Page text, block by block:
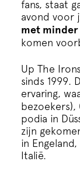
ECI
Contact
Steun ons
fans, staat
avond voor
met
komen
Up The
sinds 1999.
ervaring,
bezoekers),
podia in
zijn
in
Italië.